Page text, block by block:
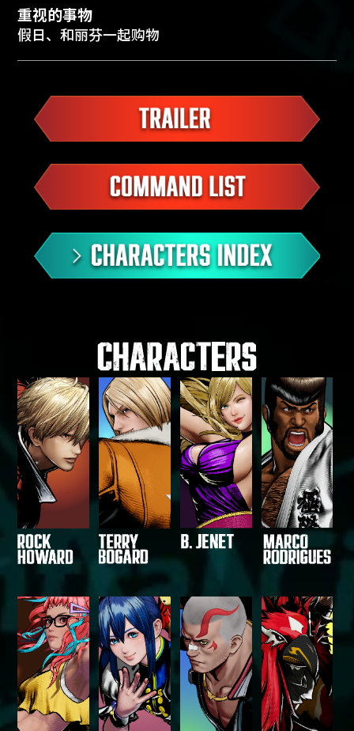
重视的事物
假日、和丽芬一起购物